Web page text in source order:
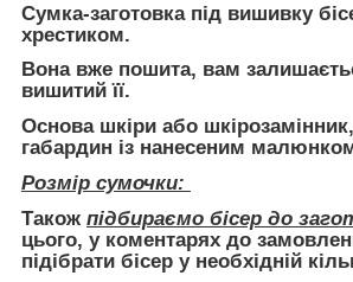
Сумка-заготовка під вишивку
хрестиком.
Вона вже пошита, вам
вишитий її.
Основа шкіри або
габардин із нанесеним
Розмір сумочки:
Також підбираємо бісер до
цього, у коментарях до
підібрати бісер у необхідній